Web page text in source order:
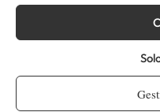
Masters
Shelton:
Masters